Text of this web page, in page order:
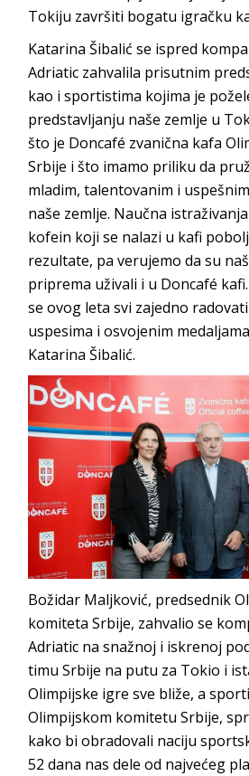
Tokiju završiti bogatu igračku
Katarina Šibalić se ispred
Adriatic zahvalila prisutnim
kao i sportistima kojima je
predstavljanju naše zemlje u
što je Doncafé zvanična kafa
Srbije i što imamo priliku da
mladim, talentovanim i
naše zemlje. Naučna
kofein koji se nalazi u kafi
rezultate, pa verujemo da su
priprema uživali i u Doncafé
se ovog leta svi zajedno
uspesima i osvojenim
Katarina Šibalić.
Božidar Maljković, predsednik
komiteta Srbije, zahvalio se
Adriatic na snažnoj i iskrenoj
timu Srbije na putu za Tokio i
Olimpijske igre sve bliže, a
Olimpijskom komitetu Srbije,
kako bi obradovali naciju
52 dana nas dele od najvećeg